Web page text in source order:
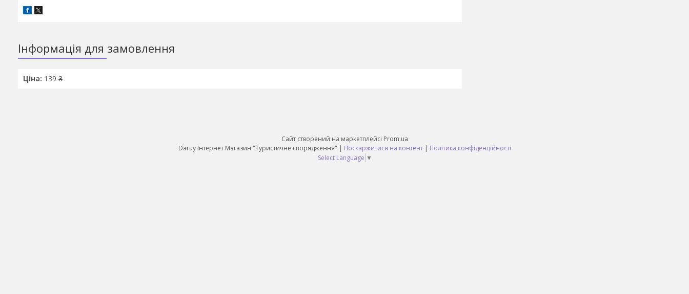
Інформація для замовлення
Ціна: 139 ₴
Сайт створений на маркетплейсі Prom.ua
Daruy Інтернет Магазин "Туристичне спорядження" | Поскаржитися на контент | Політика конфіденційності
Select Language ▼